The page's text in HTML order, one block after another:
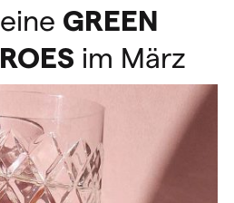
GREEN
im März